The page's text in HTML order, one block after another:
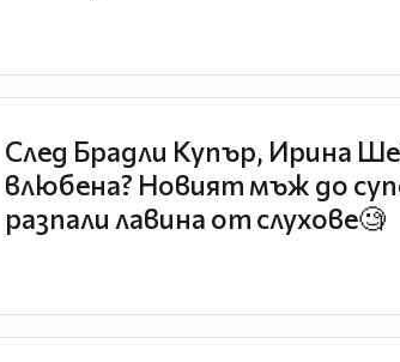
След Брадли Купър, Ирина
влюбена? Новият мъж до
разпали лавина от слухове🧐